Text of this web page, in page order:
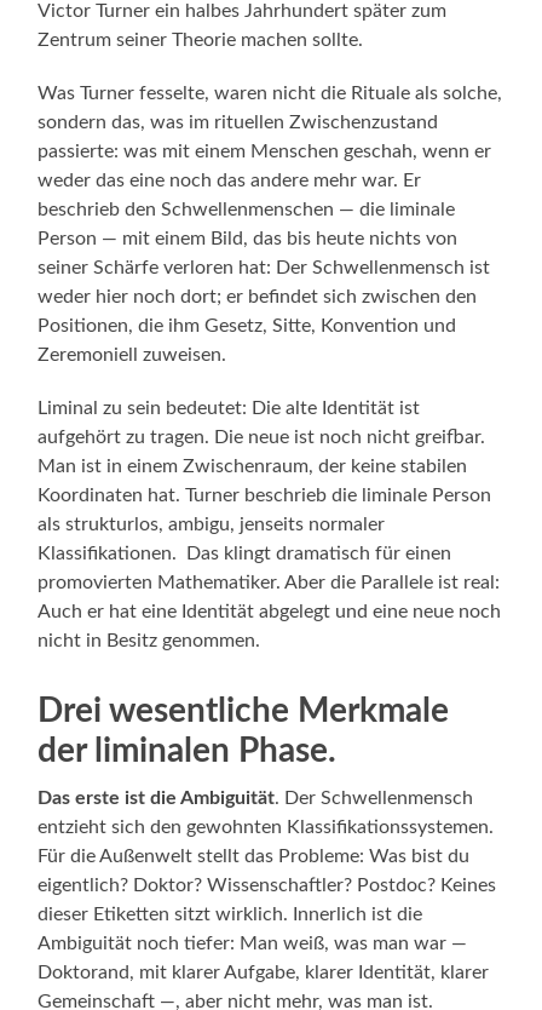
Victor Turner ein halbes Jahrhundert später zum
Zentrum seiner Theorie machen sollte.
Was Turner fesselte, waren nicht die Rituale als solche,
sondern das, was im rituellen Zwischenzustand
passierte: was mit einem Menschen geschah, wenn er
weder das eine noch das andere mehr war. Er
beschrieb den Schwellenmenschen — die liminale
Person — mit einem Bild, das bis heute nichts von
seiner Schärfe verloren hat: Der Schwellenmensch ist
weder hier noch dort; er befindet sich zwischen den
Positionen, die ihm Gesetz, Sitte, Konvention und
Zeremoniell zuweisen.
Liminal zu sein bedeutet: Die alte Identität ist
aufgehört zu tragen. Die neue ist noch nicht greifbar.
Man ist in einem Zwischenraum, der keine stabilen
Koordinaten hat. Turner beschrieb die liminale Person
als strukturlos, ambigu, jenseits normaler
Klassifikationen. Das klingt dramatisch für einen
promovierten Mathematiker. Aber die Parallele ist real:
Auch er hat eine Identität abgelegt und eine neue noch
nicht in Besitz genommen.
Drei wesentliche Merkmale
der liminalen Phase.
Das erste ist die Ambiguität. Der Schwellenmensch
entzieht sich den gewohnten Klassifikationssystemen.
Für die Außenwelt stellt das Probleme: Was bist du
eigentlich? Doktor? Wissenschaftler? Postdoc? Keines
dieser Etiketten sitzt wirklich. Innerlich ist die
Ambiguität noch tiefer: Man weiß, was man war —
Doktorand, mit klarer Aufgabe, klarer Identität, klarer
Gemeinschaft —, aber nicht mehr, was man ist.